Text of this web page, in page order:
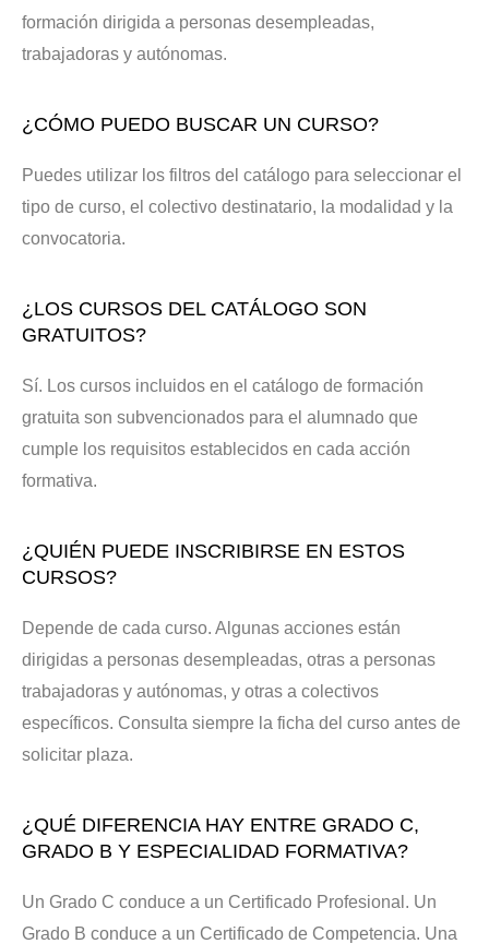
formación dirigida a personas desempleadas,
trabajadoras y autónomas.
¿CÓMO PUEDO BUSCAR UN CURSO?
Puedes utilizar los filtros del catálogo para seleccionar el
tipo de curso, el colectivo destinatario, la modalidad y la
convocatoria.
¿LOS CURSOS DEL CATÁLOGO SON
GRATUITOS?
Sí. Los cursos incluidos en el catálogo de formación
gratuita son subvencionados para el alumnado que
cumple los requisitos establecidos en cada acción
formativa.
¿QUIÉN PUEDE INSCRIBIRSE EN ESTOS
CURSOS?
Depende de cada curso. Algunas acciones están
dirigidas a personas desempleadas, otras a personas
trabajadoras y autónomas, y otras a colectivos
específicos. Consulta siempre la ficha del curso antes de
solicitar plaza.
¿QUÉ DIFERENCIA HAY ENTRE GRADO C,
GRADO B Y ESPECIALIDAD FORMATIVA?
Un Grado C conduce a un Certificado Profesional. Un
Grado B conduce a un Certificado de Competencia. Una